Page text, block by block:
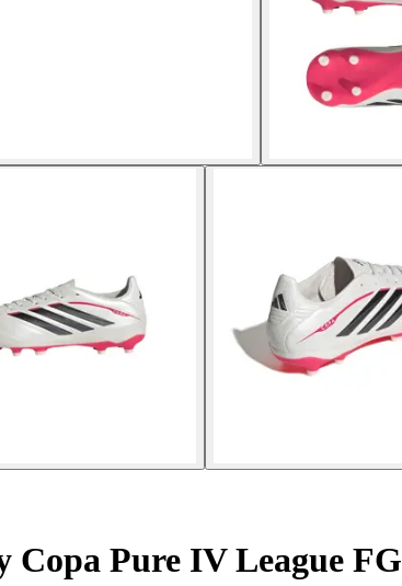
Copa Pure IV League FG